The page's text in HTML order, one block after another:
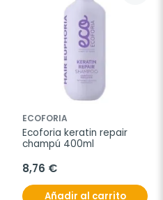
ECOFORIA
Ecoforia keratin repair
champú 400ml
8,76 €
Añadir al carrito